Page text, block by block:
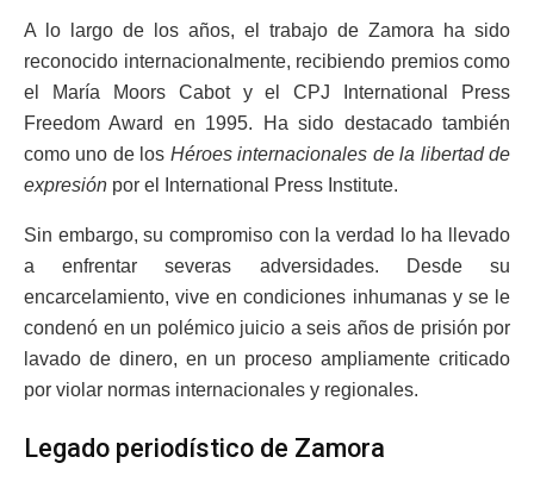
A lo largo de los años, el trabajo de Zamora ha sido
reconocido internacionalmente, recibiendo premios como
el María Moors Cabot y el CPJ International Press
Freedom Award en 1995. Ha sido destacado también
como uno de los Héroes internacionales de la libertad de
expresión por el International Press Institute.
Sin embargo, su compromiso con la verdad lo ha llevado
a enfrentar severas adversidades. Desde su
encarcelamiento, vive en condiciones inhumanas y se le
condenó en un polémico juicio a seis años de prisión por
lavado de dinero, en un proceso ampliamente criticado
por violar normas internacionales y regionales.
Legado periodístico de Zamora